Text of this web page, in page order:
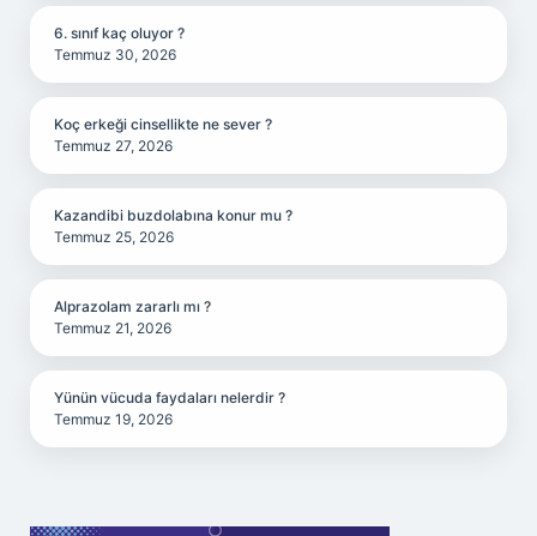
6. sınıf kaç oluyor ?
Temmuz 30, 2026
Koç erkeği cinsellikte ne sever ?
Temmuz 27, 2026
Kazandibi buzdolabına konur mu ?
Temmuz 25, 2026
Alprazolam zararlı mı ?
Temmuz 21, 2026
Yünün vücuda faydaları nelerdir ?
Temmuz 19, 2026